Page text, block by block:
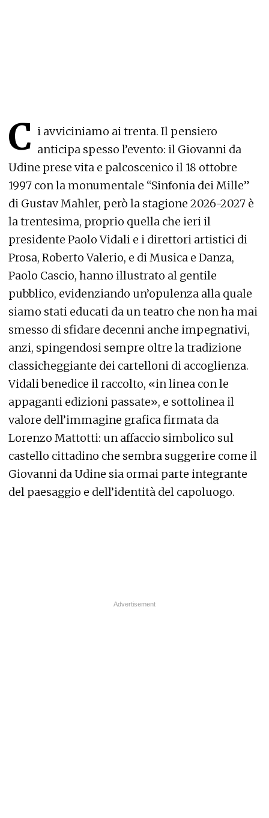
C i avviciniamo ai trenta. Il pensiero
anticipa spesso l’evento: il Giovanni da
Udine prese vita e palcoscenico il 18 ottobre
1997 con la monumentale “Sinfonia dei Mille”
di Gustav Mahler, però la stagione 2026-2027 è
la trentesima, proprio quella che ieri il
presidente Paolo Vidali e i direttori artistici di
Prosa, Roberto Valerio, e di Musica e Danza,
Paolo Cascio, hanno illustrato al gentile
pubblico, evidenziando un’opulenza alla quale
siamo stati educati da un teatro che non ha mai
smesso di sfidare decenni anche impegnativi,
anzi, spingendosi sempre oltre la tradizione
classicheggiante dei cartelloni di accoglienza.
Vidali benedice il raccolto, «in linea con le
appaganti edizioni passate», e sottolinea il
valore dell’immagine grafica firmata da
Lorenzo Mattotti: un affaccio simbolico sul
castello cittadino che sembra suggerire come il
Giovanni da Udine sia ormai parte integrante
del paesaggio e dell’identità del capoluogo.